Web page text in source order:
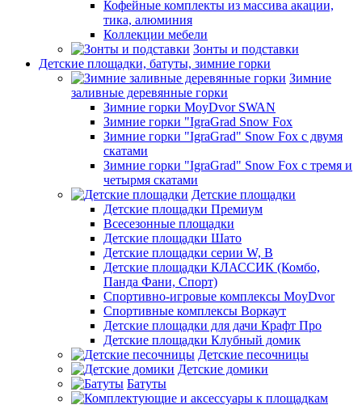
Кофейные комплекты из массива акации,
тика, алюминия
Коллекции мебели
Зонты и подставки
Детские площадки, батуты, зимние горки
Зимние
заливные деревянные горки
Зимние горки MoyDvor SWAN
Зимние горки "IgraGrad Snow Fox
Зимние горки "IgraGrad" Snow Fox с двумя
скатами
Зимние горки "IgraGrad" Snow Fox с тремя и
четырмя скатами
Детские площадки
Детские площадки Премиум
Всесезонные площадки
Детские площадки Шато
Детские площадки серии W, В
Детские площадки КЛАССИК (Комбо,
Панда Фани, Спорт)
Спортивно-игровые комплексы MoyDvor
Спортивные комплексы Воркаут
Детские площадки для дачи Крафт Про
Детские площадки Клубный домик
Детские песочницы
Детские домики
Батуты